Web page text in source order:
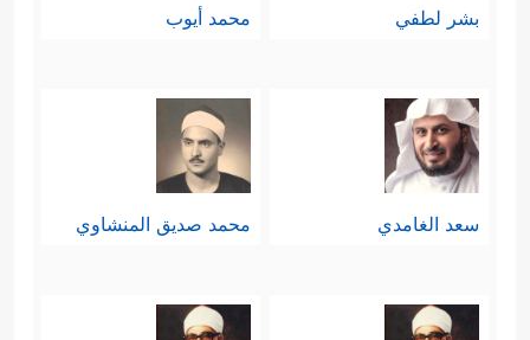
بشر لطفي محمد أيوب
سعد الغامدي محمد صديق المنشاوي